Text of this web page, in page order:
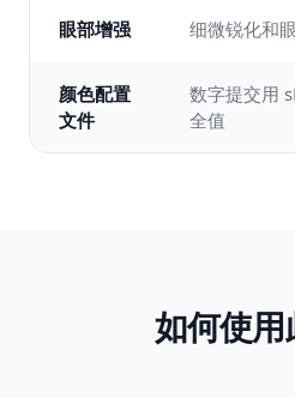
眼部增强 细微锐化和
颜色配置
文件
数字提交用
全值
如何使